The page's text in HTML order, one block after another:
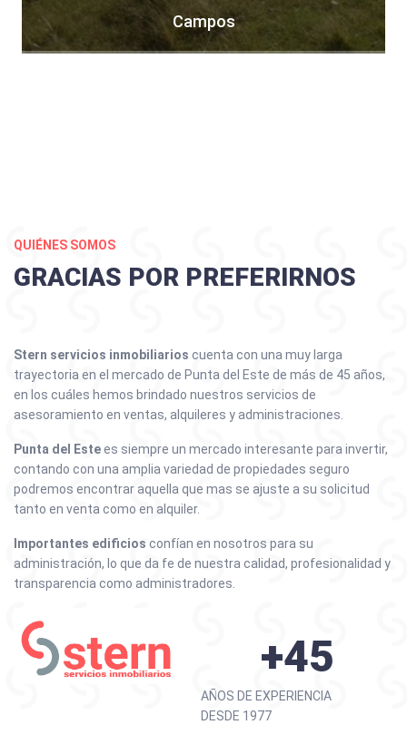
Campos
QUIÉNES SOMOS
GRACIAS POR PREFERIRNOS
Stern servicios inmobiliarios cuenta con una muy larga
trayectoria en el mercado de Punta del Este de más de 45 años,
en los cuáles hemos brindado nuestros servicios de
asesoramiento en ventas, alquileres y administraciones.
Punta del Estees siempre un mercado interesante para invertir,
contando con una amplia variedad de propiedades seguro
podremos encontrar aquella que mas se ajuste a su solicitud
tanto en venta como en alquiler.
Importantes edificios confían en nosotros para su
administración, lo que da fe de nuestra calidad, profesionalidad y
transparencia como administradores.
+45
AÑOS DE EXPERIENCIA
DESDE 1977